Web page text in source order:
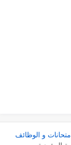
و الوظائف